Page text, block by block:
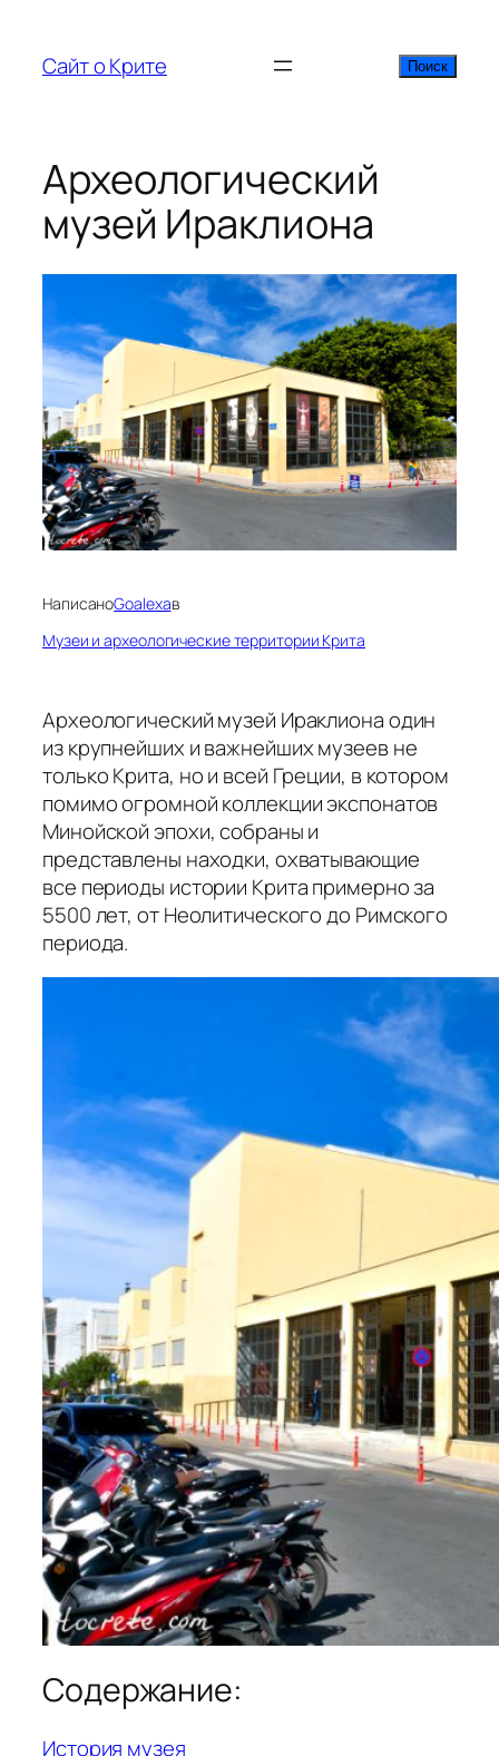
содержимому
Сайт о Крите Поиск
Поиск
Археологический
музей Ираклиона
НаписаноGoalexaв
Музеи и археологические территории Крита
Археологический музей Ираклиона один
из крупнейших и важнейших музеев не
только Крита, но и всей Греции, в котором
помимо огромной коллекции экспонатов
Минойской эпохи, собраны и
представлены находки, охватывающие
все периоды истории Крита примерно за
5500 лет, от Неолитического до Римского
периода.
Содержание:
История музея